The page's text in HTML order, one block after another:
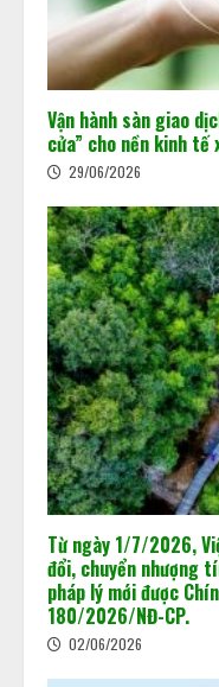
Vận hành sàn giao
cửa” cho nền kinh tế
29/06/2026
Từ ngày 1/7/2026,
đổi, chuyển nhượng
pháp lý mới được
180/2026/NĐ-CP.
02/06/2026
2